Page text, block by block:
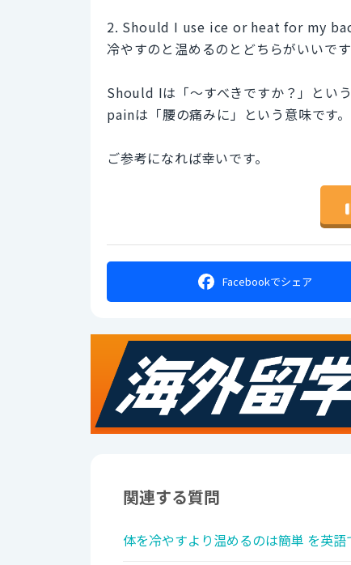
2. Should I use ice or heat for my
冷やすのと温めるのとどちらがいいで
Should Iは「～すべきですか？」とい
painは「腰の痛みに」という意味です。
ご参考になれば幸いです。
Facebookでシェア
関連する質問
体を冷やすより温めるのは簡単 を英語